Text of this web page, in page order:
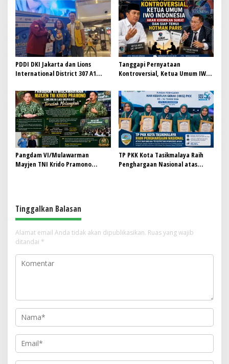
PDDI DKI Jakarta dan Lions
International District 307 A1
Gerakan Donor Darah Modern
Tanggapi Pernyataan
Kontroversial, Ketua Umum IWO
Temui Hotman Paris: Jaga
Marwah Pers Lewat Dialog
Terbuka
Pangdam VI/Mulawarman
Mayjen TNI Krido Pramono
TP PKK Kota Tasikmalaya Raih
Penghargaan Nasional atas
Tinggalkan Balasan
Alamat email Anda tidak akan dipublikasikan. Ruas yang wajib
ditandai *